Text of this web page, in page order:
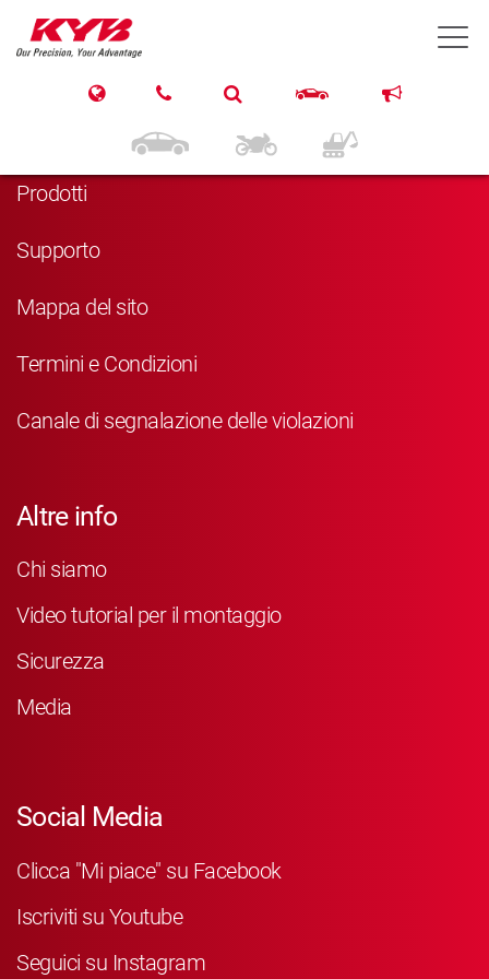
Navigazione
Prodotti
Supporto
Mappa del sito
Termini e Condizioni
Canale di segnalazione delle violazioni
Altre info
Chi siamo
Video tutorial per il montaggio
Sicurezza
Media
Social Media
Clicca "Mi piace" su Facebook
Iscriviti su Youtube
Seguici su Instagram